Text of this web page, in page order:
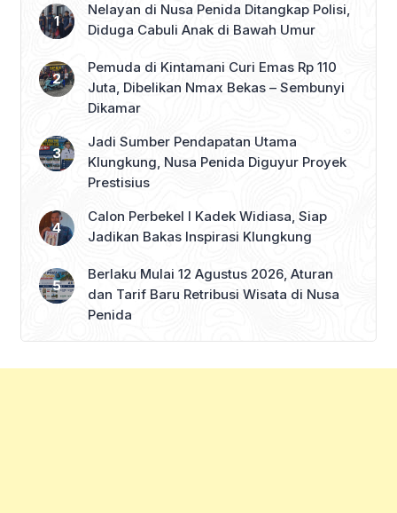
Nelayan di Nusa Penida Ditangkap Polisi,
Diduga Cabuli Anak di Bawah Umur
Pemuda di Kintamani Curi Emas Rp 110
Juta, Dibelikan Nmax Bekas – Sembunyi
Dikamar
Jadi Sumber Pendapatan Utama
Klungkung, Nusa Penida Diguyur Proyek
Prestisius
Calon Perbekel I Kadek Widiasa, Siap
Jadikan Bakas Inspirasi Klungkung
Berlaku Mulai 12 Agustus 2026, Aturan
dan Tarif Baru Retribusi Wisata di Nusa
Penida